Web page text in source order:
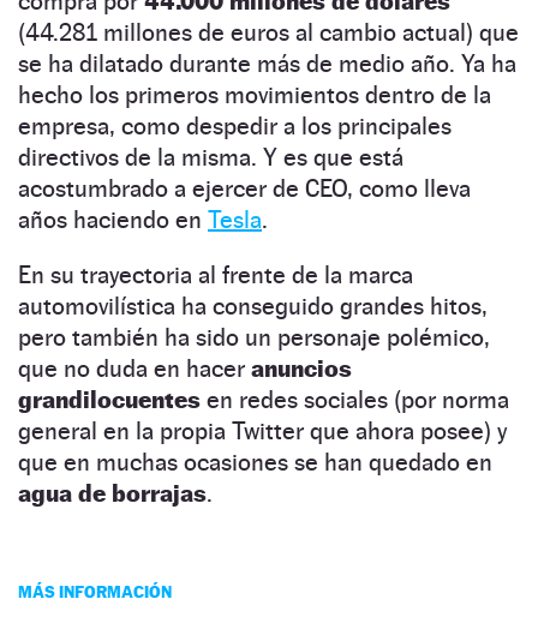
(44.281 millones de euros al cambio actual) que
se ha dilatado durante más de medio año. Ya ha
hecho los primeros movimientos dentro de la
empresa, como despedir a los principales
directivos de la misma. Y es que está
acostumbrado a ejercer de CEO, como lleva
años haciendo en Tesla.
En su trayectoria al frente de la marca
automovilística ha conseguido grandes hitos,
pero también ha sido un personaje polémico,
que no duda en hacer anuncios
grandilocuentes en redes sociales (por norma
general en la propia Twitter que ahora posee) y
que en muchas ocasiones se han quedado en
agua de borrajas.
MÁS INFORMACIÓN